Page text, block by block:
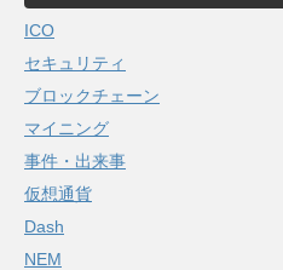
ICO
セキュリティ
ブロックチェーン
マイニング
事件・出来事
仮想通貨
Dash
NEM